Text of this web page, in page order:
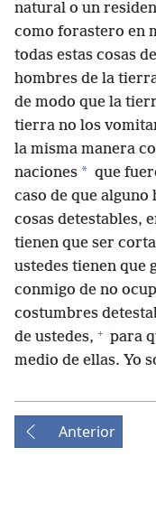
natural o un
como forastero en
todas estas cosas
hombres de la
de modo que la
tierra no los
la misma manera
naciones * que
caso de que alguno
cosas detestables,
tienen que ser
ustedes tienen que
conmigo de no
costumbres
de ustedes, + para
medio de ellas. Yo
Anterior